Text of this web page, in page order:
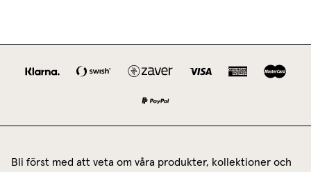
Bli först med att veta om våra produkter, kollektioner och